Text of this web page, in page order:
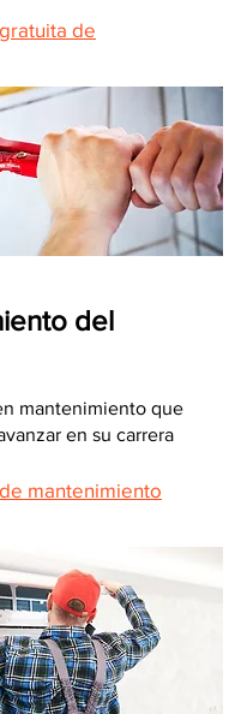
de
del
mantenimiento que
en su carrera
mantenimiento